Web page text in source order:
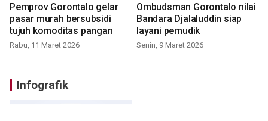
Pemprov Gorontalo gelar
pasar murah bersubsidi
tujuh komoditas pangan
Rabu, 11 Maret 2026
Ombudsman Gorontalo nilai
Bandara Djalaluddin siap
layani pemudik
Senin, 9 Maret 2026
Infografik